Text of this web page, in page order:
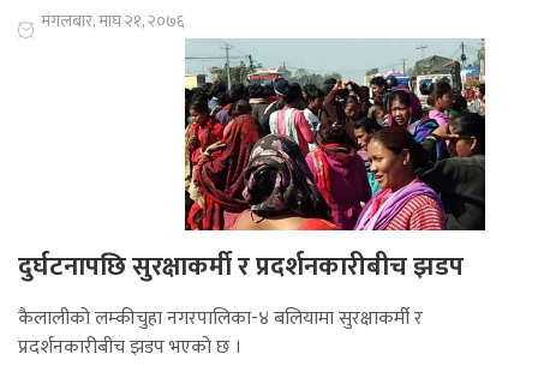
मंगलबार, माघ २१, २०७६
दुर्घटनापछि सुरक्षाकर्मी र प्रदर्शनकारीबीच झडप
कैलालीको लम्कीचुहा नगरपालिका-४ बलियामा सुरक्षाकर्मी र
प्रदर्शनकारीबीच झडप भएको छ ।